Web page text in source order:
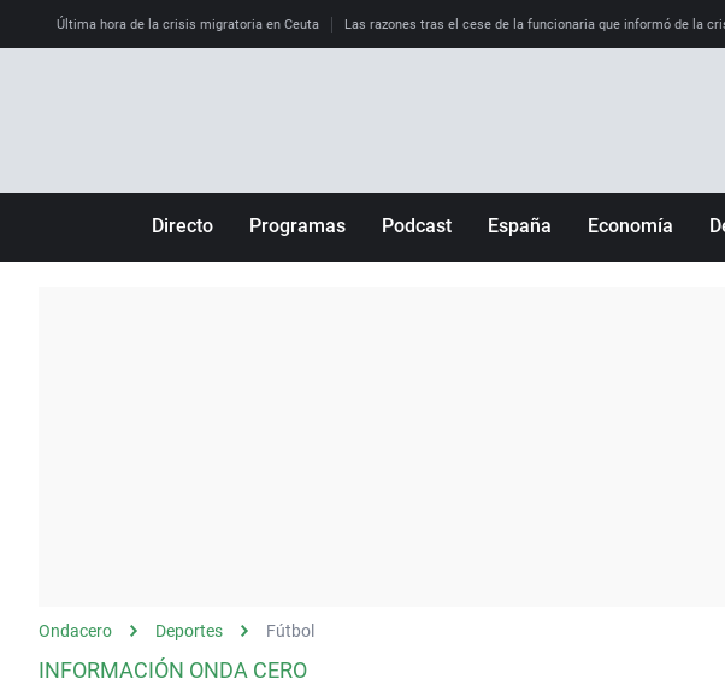
Última hora de la crisis migratoria en Ceuta Las razones tras el cese de la funcionaria que informó de la
Directo Programas
Como el perro y el
Podcast España Economía
Ondacero Deportes Fútbol
INFORMACIÓN ONDA CERO